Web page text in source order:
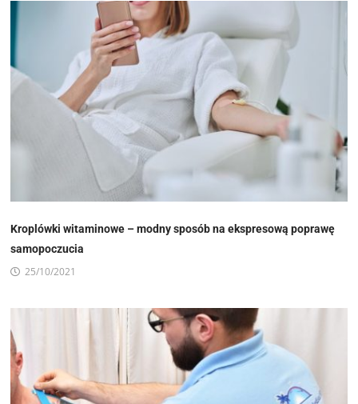
Kroplówki witaminowe – modny sposób na ekspresową poprawę
samopoczucia
25/10/2021